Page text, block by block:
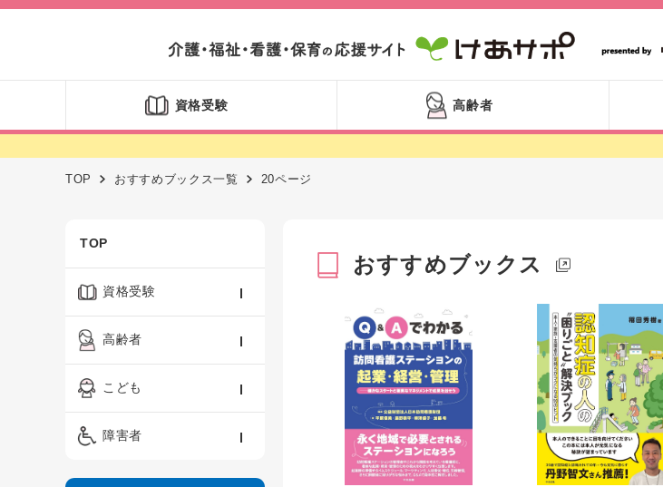
資格受験 高齢者
TOP おすすめブックス一覧 20ページ
TOP
資格受験
ケアマネジャー
精神保健福祉士
高齢者
認知症ケア・介護技術
ーシャルワーク
看護
こども
保育・教育／発達障害
障害者
障害者支援・福祉
おすすめブックス